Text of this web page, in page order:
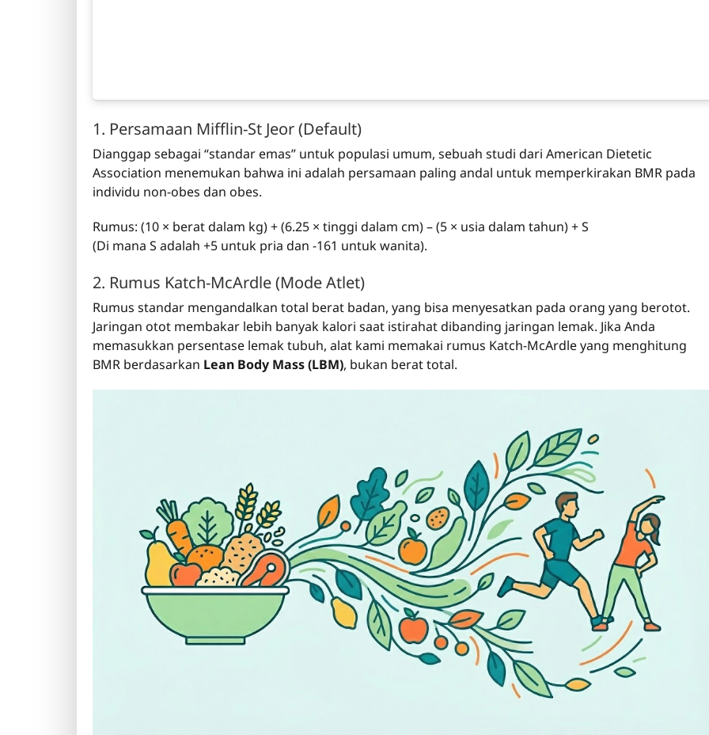
1. Persamaan Mifflin-St Jeor (Default)
Dianggap sebagai “standar emas” untuk populasi umum, sebuah studi dari American Dietetic
Association menemukan bahwa ini adalah persamaan paling andal untuk memperkirakan BMR pada
individu non-obes dan obes.
Rumus: (10 × berat dalam kg) + (6.25 × tinggi dalam cm) – (5 × usia dalam tahun) + S
(Di mana S adalah +5 untuk pria dan -161 untuk wanita).
2. Rumus Katch-McArdle (Mode Atlet)
Rumus standar mengandalkan total berat badan, yang bisa menyesatkan pada orang yang berotot.
Jaringan otot membakar lebih banyak kalori saat istirahat dibanding jaringan lemak. Jika Anda
memasukkan persentase lemak tubuh, alat kami memakai rumus Katch-McArdle yang menghitung
BMR berdasarkan Lean Body Mass (LBM), bukan berat total.